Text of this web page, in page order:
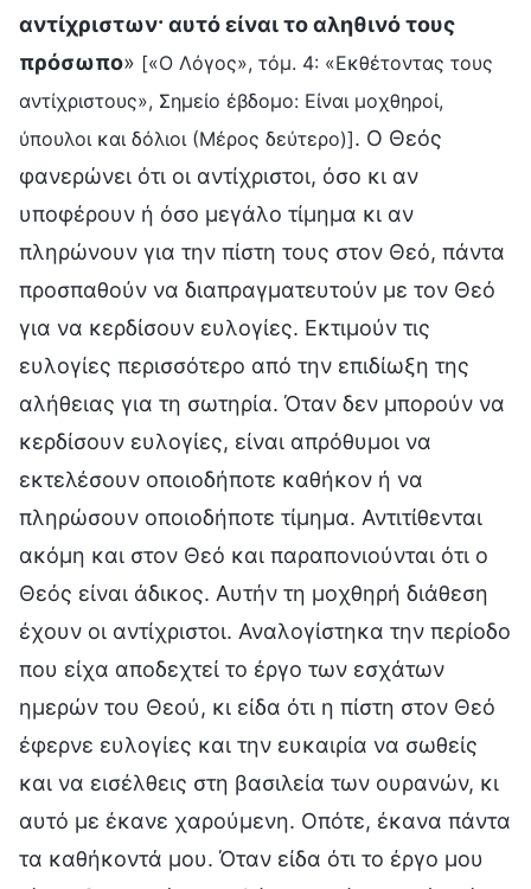
αντίχριστων· αυτό είναι το αληθινό τους
πρόσωπο» [«Ο Λόγος», τόμ. 4: «Εκθέτοντας τους
αντίχριστους», Σημείο έβδομο: Είναι μοχθηροί,
ύπουλοι και δόλιοι (Μέρος δεύτερο)]. Ο Θεός
φανερώνει ότι οι αντίχριστοι, όσο κι αν
υποφέρουν ή όσο μεγάλο τίμημα κι αν
πληρώνουν για την πίστη τους στον Θεό, πάντα
προσπαθούν να διαπραγματευτούν με τον Θεό
για να κερδίσουν ευλογίες. Εκτιμούν τις
ευλογίες περισσότερο από την επιδίωξη της
αλήθειας για τη σωτηρία. Όταν δεν μπορούν να
κερδίσουν ευλογίες, είναι απρόθυμοι να
εκτελέσουν οποιοδήποτε καθήκον ή να
πληρώσουν οποιοδήποτε τίμημα. Αντιτίθενται
ακόμη και στον Θεό και παραπονιούνται ότι ο
Θεός είναι άδικος. Αυτήν τη μοχθηρή διάθεση
έχουν οι αντίχριστοι. Αναλογίστηκα την περίοδο
που είχα αποδεχτεί το έργο των εσχάτων
ημερών του Θεού, κι είδα ότι η πίστη στον Θεό
έφερνε ευλογίες και την ευκαιρία να σωθείς
και να εισέλθεις στη βασιλεία των ουρανών, κι
αυτό με έκανε χαρούμενη. Οπότε, έκανα πάντα
τα καθήκοντά μου. Όταν είδα ότι το έργο μου